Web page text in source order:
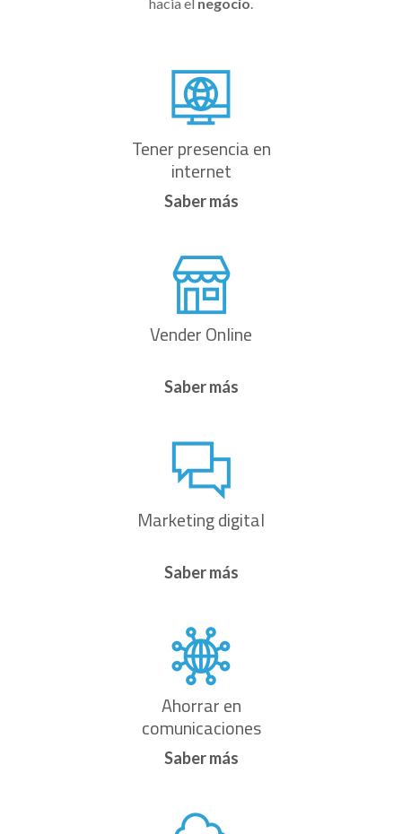
Tener presencia en
internet
Saber más
Vender Online
Saber más
Marketing digital
Saber más
Ahorrar en
comunicaciones
Saber más